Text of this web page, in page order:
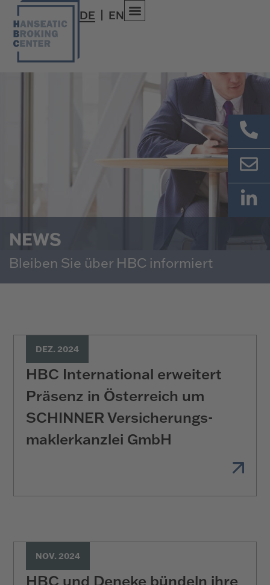
DE EN
NEWS
Bleiben Sie über HBC informiert
DEZ. 2024
HBC International erweitert
Präsenz in Österreich um
SCHINNER Versicherungs­
maklerkanzlei GmbH
NOV. 2024
HBC und Deneke bündeln ihre